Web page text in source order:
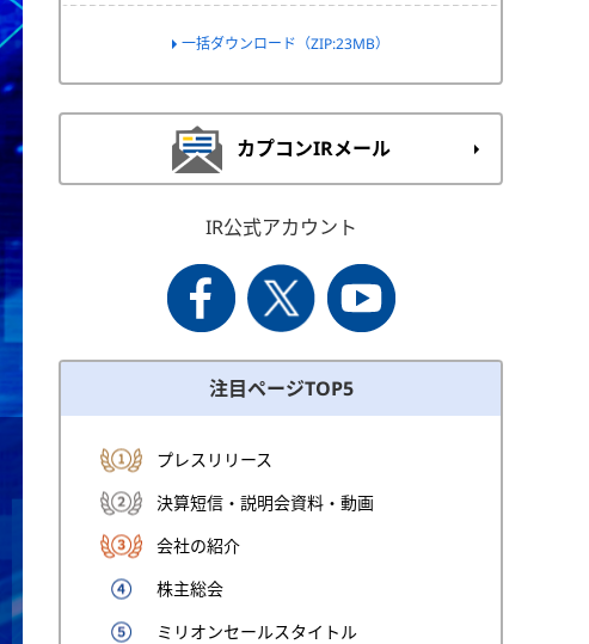
一括ダウンロード（ZIP:23MB）
カプコンIRメール
IR公式アカウント
注目ページTOP5
プレスリリース
決算短信・説明会資料・動画
会社の紹介
株主総会
ミリオンセールスタイトル